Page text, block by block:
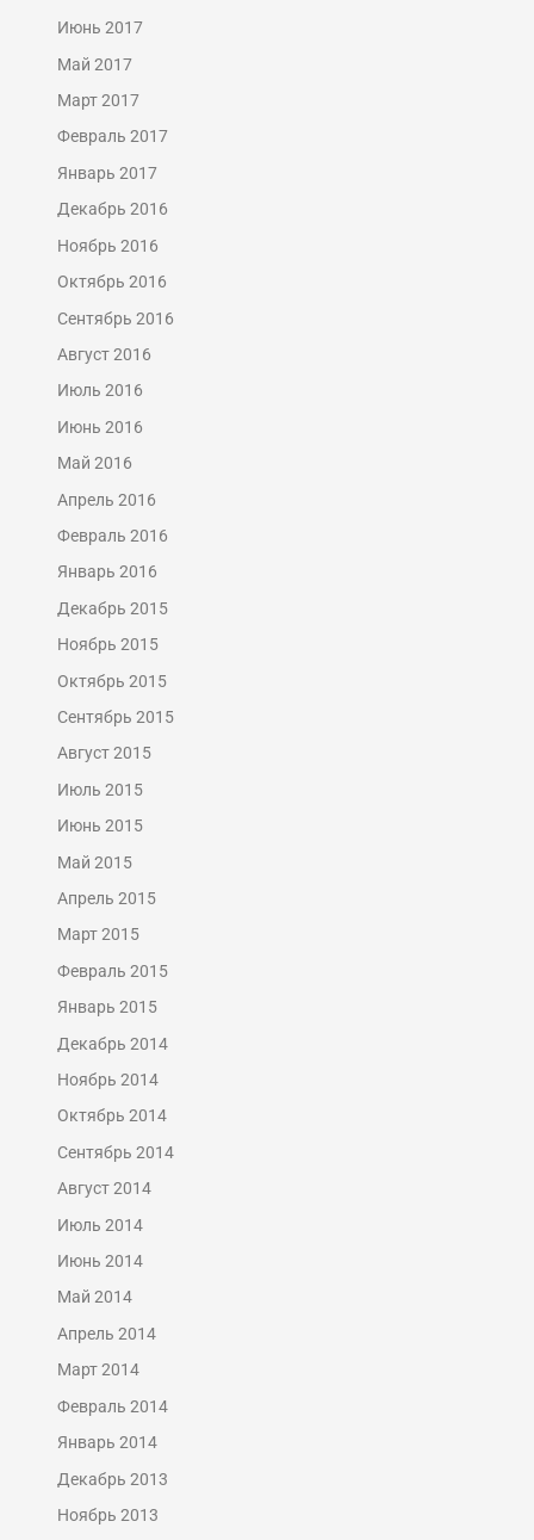
Июнь 2017
Май 2017
Март 2017
Февраль 2017
Январь 2017
Декабрь 2016
Ноябрь 2016
Октябрь 2016
Сентябрь 2016
Август 2016
Июль 2016
Июнь 2016
Май 2016
Апрель 2016
Февраль 2016
Январь 2016
Декабрь 2015
Ноябрь 2015
Октябрь 2015
Сентябрь 2015
Август 2015
Июль 2015
Июнь 2015
Май 2015
Апрель 2015
Март 2015
Февраль 2015
Январь 2015
Декабрь 2014
Ноябрь 2014
Октябрь 2014
Сентябрь 2014
Август 2014
Июль 2014
Июнь 2014
Май 2014
Апрель 2014
Март 2014
Февраль 2014
Январь 2014
Декабрь 2013
Ноябрь 2013